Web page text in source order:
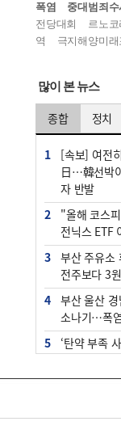
폭염 중대범죄수
전당대회
르노
역
극지해양미래
많이 본 뉴스
종합 정치
1
[속보] 여전
日…韓선박
자 반발
2
"올해 코스
전닉스 ETF
3
부산 주유소
전주보다 3
4
부산 울산
소나기…폭
5
‘탄약 부족